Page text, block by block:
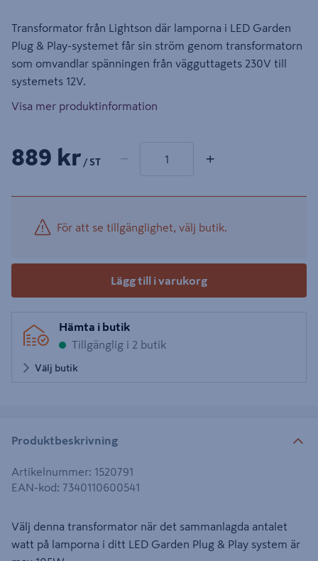
Transformator från Lightson där lamporna i LED Garden
Plug & Play-systemet får sin ström genom transformatorn
som omvandlar spänningen från vägguttagets 230V till
systemets 12V.
Visa mer produktinformation
889 kr / ST − +
För att se tillgänglighet, välj butik.
Lägg till i varukorg
Hämta i butik
Tillgänglig i 2 butik
Välj butik
Produktbeskrivning
Artikelnummer: 1520791
EAN-kod: 7340110600541
Välj denna transformator när det sammanlagda antalet
watt på lamporna i ditt LED Garden Plug & Play system är